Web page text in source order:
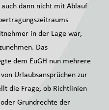
dann nicht mit Ablauf
in der Lage war,
Das
dem EuGH nun mehrere
Urlaubsansprüchen zur
die Frage, ob Richtlinien
Grundrechte der